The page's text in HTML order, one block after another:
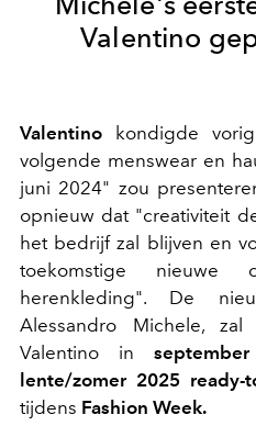
Valentino
Valentino kondigde
volgende menswear en
juni 2024" zou
opnieuw dat "creativiteit
het bedrijf zal blijven en
toekomstige nieuwe
herenkleding". De
Alessandro Michele,
Valentino in september
lente/zomer 2025 ready-
tijdens Fashion Week.